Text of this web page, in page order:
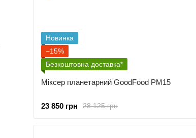
Новинка
−15%
Безкоштовна доставка*
Міксер планетарний GoodFood PM15
28 125 грн
23 850 грн